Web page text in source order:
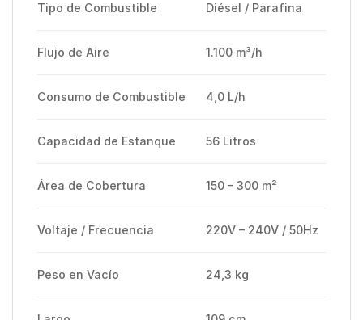
Tipo de Combustible Diésel / Parafina
Flujo de Aire 1.100 m³/h
Consumo de Combustible 4,0 L/h
Capacidad de Estanque 56 Litros
Área de Cobertura 150 – 300 m²
Voltaje / Frecuencia 220V – 240V / 50Hz
Peso en Vacío 24,3 kg